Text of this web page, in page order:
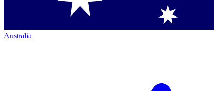
Australia